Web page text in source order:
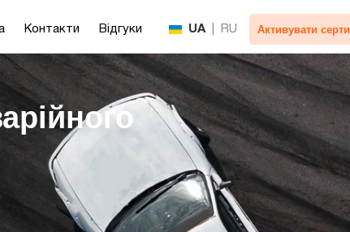
Контакти Відгуки UA RU Активувати